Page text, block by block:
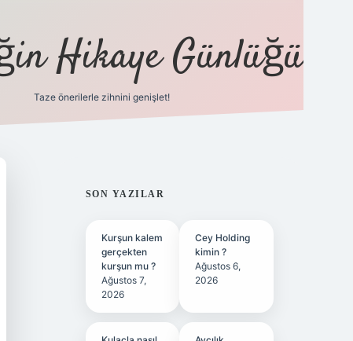
Hikaye Günlüğü
Taze önerilerle zihnini genişlet!
SIDEBAR
SON YAZILAR
Kurşun kalem
gerçekten
kurşun mu ?
Ağustos 7,
2026
Cey Holding
kimin ?
Ağustos 6,
2026